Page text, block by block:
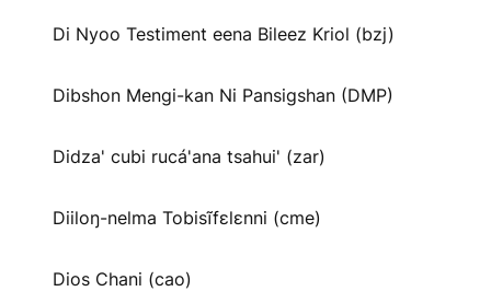
Di Nyoo Testiment eena Bileez Kriol (bzj)
Dibshon Mengi-kan Ni Pansigshan (DMP)
Didza' cubi rucá'ana tsahui' (zar)
Diiloŋ-nelma Tobisĩfɛlɛnni (cme)
Dios Chani (cao)